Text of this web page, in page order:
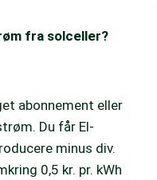
fra solceller?
abonnement eller
Du får El-
minus div.
0,5 kr. pr. kWh